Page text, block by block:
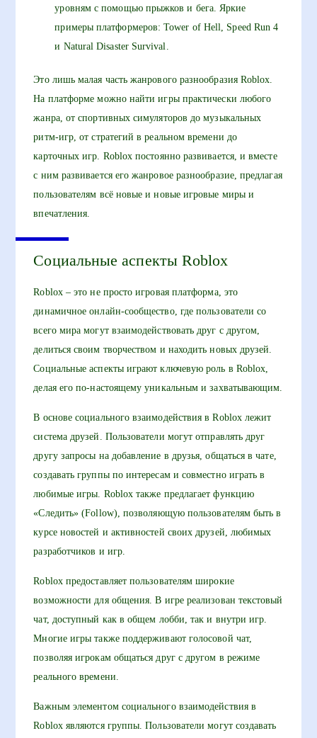
уровням с помощью прыжков и бега. Яркие
примеры платформеров: Tower of Hell, Speed Run 4
и Natural Disaster Survival.
Это лишь малая часть жанрового разнообразия Roblox.
На платформе можно найти игры практически любого
жанра, от спортивных симуляторов до музыкальных
ритм-игр, от стратегий в реальном времени до
карточных игр. Roblox постоянно развивается, и вместе
с ним развивается его жанровое разнообразие, предлагая
пользователям всё новые и новые игровые миры и
впечатления.
Социальные аспекты Roblox
Roblox – это не просто игровая платформа, это
динамичное онлайн-сообщество, где пользователи со
всего мира могут взаимодействовать друг с другом,
делиться своим творчеством и находить новых друзей.
Социальные аспекты играют ключевую роль в Roblox,
делая его по-настоящему уникальным и захватывающим.
В основе социального взаимодействия в Roblox лежит
система друзей. Пользователи могут отправлять друг
другу запросы на добавление в друзья, общаться в чате,
создавать группы по интересам и совместно играть в
любимые игры. Roblox также предлагает функцию
«Следить» (Follow), позволяющую пользователям быть в
курсе новостей и активностей своих друзей, любимых
разработчиков и игр.
Roblox предоставляет пользователям широкие
возможности для общения. В игре реализован текстовый
чат, доступный как в общем лобби, так и внутри игр.
Многие игры также поддерживают голосовой чат,
позволяя игрокам общаться друг с другом в режиме
реального времени.
Важным элементом социального взаимодействия в
Roblox являются группы. Пользователи могут создавать